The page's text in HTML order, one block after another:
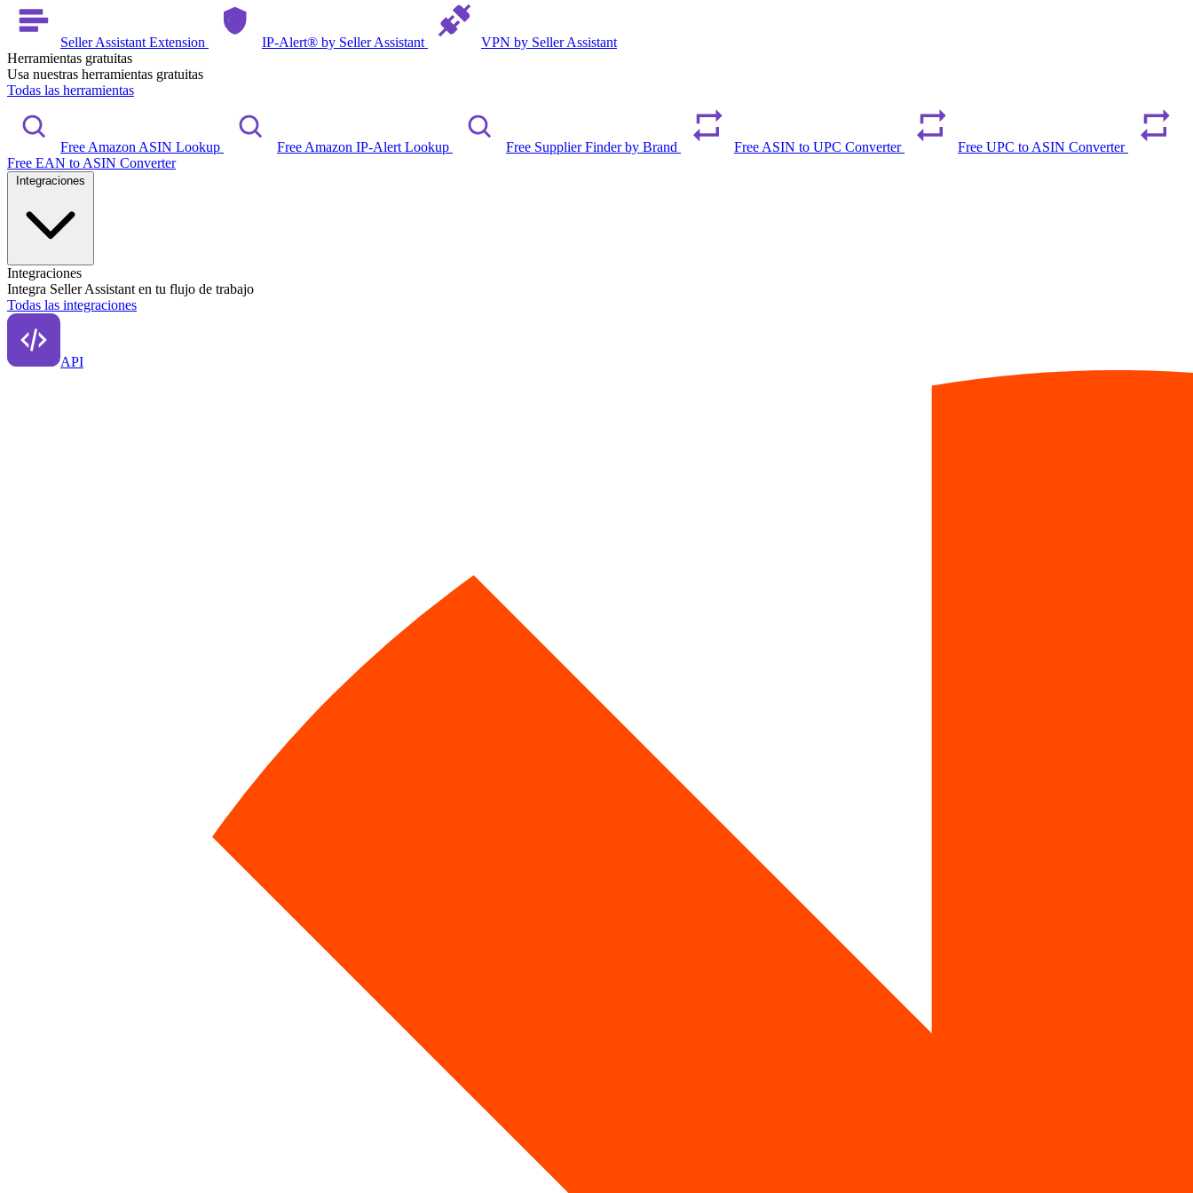
Seller Assistant Extension IP-Alert® by Seller Assistant
VPN by Seller Assistant
Herramientas gratuitas
Usa nuestras herramientas gratuitas
Todas las herramientas
Free Amazon ASIN Lookup Free Amazon IP-Alert Lookup Free Supplier Finder by Brand Free ASIN to UPC Converter
Free UPC to ASIN Converter
Free EAN to ASIN Converter
Integraciones
Integra Seller Assistant en tu flujo de trabajo
Todas las integraciones
API